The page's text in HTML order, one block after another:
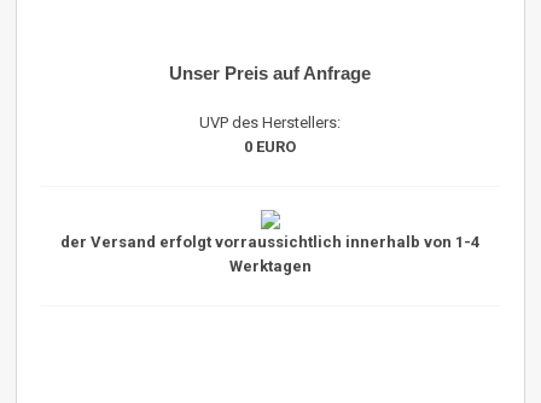
Unser Preis auf Anfrage
UVP des Herstellers:
0 EURO
der Versand erfolgt vorraussichtlich innerhalb von 1-4
Werktagen